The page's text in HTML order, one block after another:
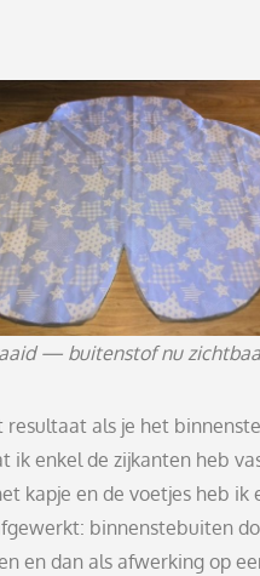
— buitenstof nu
resultaat als je het
ik enkel de zijkanten heb
kapje en de voetjes heb ik
binnenstebuiten
en dan als afwerking op